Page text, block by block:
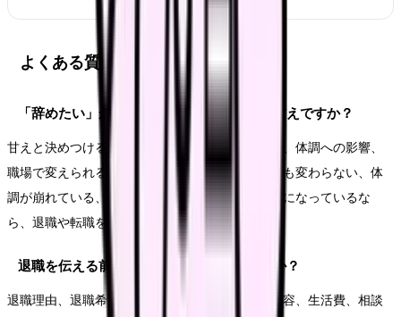
よくある質問
「辞めたい」が口癖になっている自分のは甘えですか？
甘えと決めつける必要はありません。悩みの原因、体調への影響、
職場で変えられる余地を分けて見ます。相談しても変わらない、体
調が崩れている、次の職場で避けたい条件が明確になっているな
ら、退職や転職を考える十分な理由になります。
退職を伝える前に何を準備すればいいですか？
退職理由、退職希望日、有休残日数、引き継ぎ内容、生活費、相談